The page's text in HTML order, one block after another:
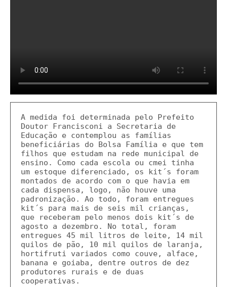
A medida foi determinada pelo Prefeito
Doutor Francisconi a Secretaria de
Educação e contemplou as famílias
beneficiárias do Bolsa Família e que tem
filhos que estudam na rede municipal de
ensino. Como cada escola ou cmei tinha
um estoque diferenciado, os kit´s foram
montados de acordo com o que havia em
cada dispensa, logo, não houve uma
padronização. Ao todo, foram entregues
kit´s para mais de seis mil crianças,
que receberam pelo menos dois kit´s de
agosto a dezembro. No total, foram
entregues 45 mil litros de leite, 14 mil
quilos de pão, 10 mil quilos de laranja,
hortifruti variados como couve, alface,
banana e goiaba, dentre outros de dez
produtores rurais e de duas
cooperativas.